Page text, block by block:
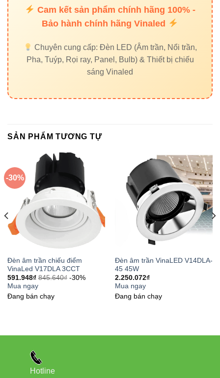
2. Người mới có lắp được không?
✔ Hoàn toàn được. Thiết kế tiêu chuẩn giúp thao tác đơn
giản.
3. Màu trắng hay đen nên chọn?
✔ Trắng cho không gian sáng; đen tạo cảm giác sang trọng
cho showroom.
Đèn led Vinaled
37C Street No. 1, Long Trường Ward, Thu Duc City, Ho
Chi Minh City
Phone/Zalo:0933 320 468 – 0948 946 109 – 0938 461
348
Website: Đèn led Vinaled
Tham khảo thêm sản phẩm & đối tác ngành điện:
Thiết bị điện VIKI
Đèn led Skyled
Cam kết sản phẩm chính hãng 100% -
Bảo hành chính hãng Vinaled
Chuyên cung cấp: Đèn LED (Âm trần, Nổi trần,
Pha, Tuýp, Rọi ray, Panel, Bulb) & Thiết bị chiếu
sáng Vinaled
SẢN PHẨM TƯƠNG TỰ
-30%
Đèn âm trần chiếu điểm
VinaLed V17DLA 3CCT
591.948₫ 845.640₫ -30%
Mua ngay
Đang bán chạy
Đèn âm trần VinaLED V14DLA-
45 45W
2.250.072₫
Mua ngay
Đang bán chạy
Hotline